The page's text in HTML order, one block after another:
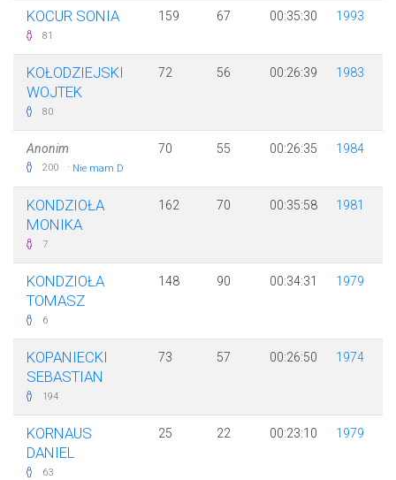
KOCUR SONIA
81
159 67 00:35:30 1993
KOŁODZIEJSKI
WOJTEK
80
72 56 00:26:39 1983
Anonim
200 · Nie mam D
70 55 00:26:35 1984
KONDZIOŁA
MONIKA
7
162 70 00:35:58 1981
KONDZIOŁA
TOMASZ
6
148 90 00:34:31 1979
KOPANIECKI
SEBASTIAN
194
73 57 00:26:50 1974
KORNAUS
DANIEL
63
25 22 00:23:10 1979